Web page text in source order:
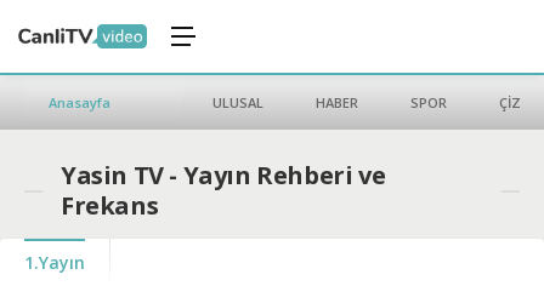
Anasayfa ULUSAL HABER SPOR ÇİZGİ
Yasin TV - Yayın Rehberi ve
Frekans
1.Yayın